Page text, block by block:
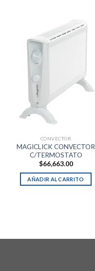
CONVECTOR
MAGICLICK CONVECTOR
C/TERMOSTATO
$66,663.00
AÑADIR AL CARRITO